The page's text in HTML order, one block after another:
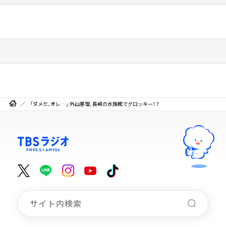
「ダメだ、オレ…」 外山惠理、長崎の水族館でグロッキー！？